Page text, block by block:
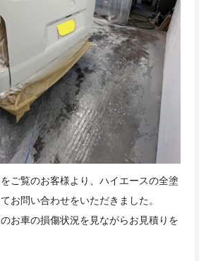
ご覧のお客様より、ハイエースの全塗
お問い合わせをいただきました。
お車の損傷状況を見ながらお見積りを